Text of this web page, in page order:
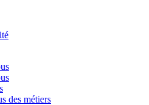
des métiers